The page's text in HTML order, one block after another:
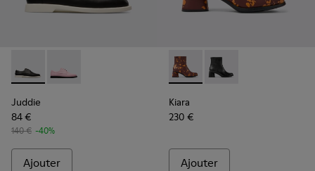
Juddie - K200977-001 - Chaussures noires pour femme
Juddie - K200977-002
Juddie
84 €
140 € -40%
Ajouter
Kiara - K400637-006 -
Kiara - K400637-002
Kiara
230 €
Ajouter